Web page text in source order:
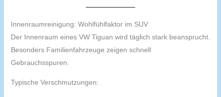
Innenraumreinigung: Wohlfühlfaktor im SUV
Der Innenraum eines VW Tiguan wird täglich stark beansprucht.
Besonders Familienfahrzeuge zeigen schnell
Gebrauchsspuren.
Typische Verschmutzungen: